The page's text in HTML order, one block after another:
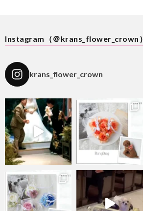
Instagram（＠krans_flower_crown）
krans_flower_crown